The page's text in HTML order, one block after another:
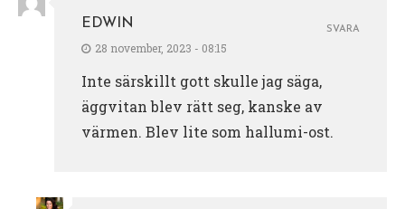
EDWIN
28 november, 2023 - 08:15
Inte särskillt gott skulle jag säga,
äggvitan blev rätt seg, kanske av
värmen. Blev lite som hallumi-ost.
SVARA